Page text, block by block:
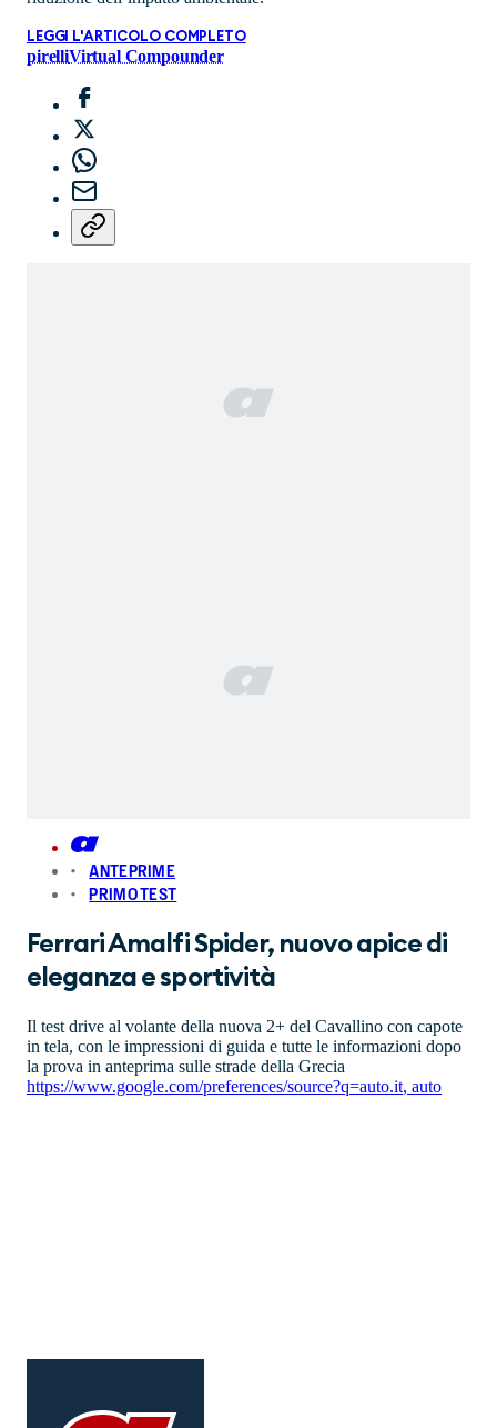
LEGGI L'ARTICOLO COMPLETO
pirelliVirtual Compounder
ANTEPRIME
PRIMO TEST
Ferrari Amalfi Spider, nuovo apice di
eleganza e sportività
Il test drive al volante della nuova 2+ del Cavallino con capote
in tela, con le impressioni di guida e tutte le informazioni dopo
la prova in anteprima sulle strade della Grecia
https://www.google.com/preferences/source?q=auto.it, auto